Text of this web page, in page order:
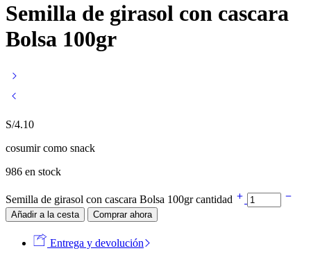
Semilla de girasol con cascara
Bolsa 100gr
S/4.10
cosumir como snack
986 en stock
Semilla de girasol con cascara Bolsa 100gr cantidad
Añadir a la cesta Comprar ahora
Entrega y devolución